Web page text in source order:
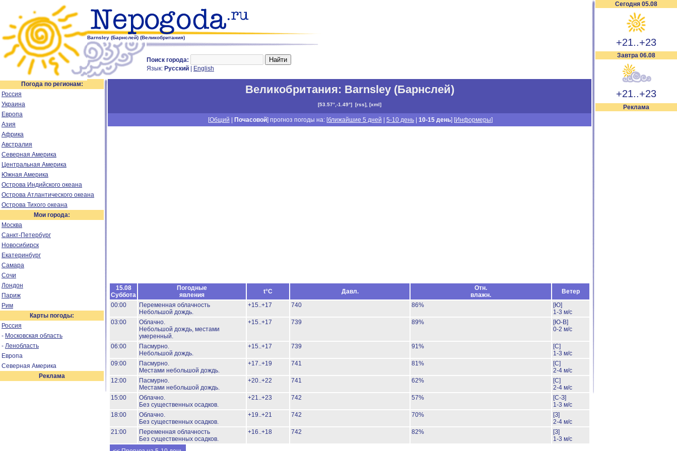
Barnsley (Барнслей) (Великобритания)
Поиск города:
Язык: Русский English
Сегодня 05.08
+21..+23
Завтра 06.08
+21..+23
Реклама
Погода по регионам:
Россия
Украина
Европа
Азия
Африка
Австралия
Северная Америка
Центральная Америка
Южная Америка
Острова Индийского океана
Острова Атлантического океана
Острова Тихого океана
Мои города:
Москва
Санкт-Петербург
Новосибирск
Екатеринбург
Самара
Сочи
Лондон
Париж
Рим
Карты погоды:
Россия
- Московская область
- Ленобласть
Европа
Северная Америка
Реклама
Великобритания: Barnsley (Барнслей)
[53.57°,-1.49°] [rss], [xml]
[Общий Почасовой] прогноз погоды на: [ближайшие 5 дней 5-10 день| 10-15 день] [Информеры]
15.08
Суббота
Погодные
явления
t°C Давл.
Отн.
влажн.
Ветер
00:00
Переменная облачность
Небольшой дождь.
+15..+17 740 86%
[Ю]
1-3 м/с
03:00
Облачно.
Небольшой дождь, местами
умеренный.
+15..+17 739 89%
[Ю-В]
0-2 м/с
06:00
Пасмурно.
Небольшой дождь.
+15..+17 739 91%
[С]
1-3 м/с
09:00
Пасмурно.
Местами небольшой дождь.
+17..+19 741 81%
[С]
2-4 м/с
12:00
Пасмурно.
Местами небольшой дождь.
+20..+22 741 62%
[С]
2-4 м/с
15:00
Облачно.
Без существенных осадков.
+21..+23 742 57%
[С-З]
1-3 м/с
18:00
Облачно.
Без существенных осадков.
+19..+21 742 70%
[З]
2-4 м/с
21:00
Переменная облачность
Без существенных осадков.
+16..+18 742 82%
[З]
1-3 м/с